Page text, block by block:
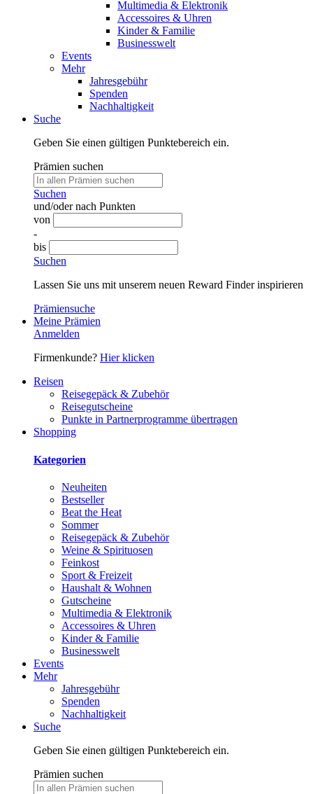
Multimedia & Elektronik
Accessoires & Uhren
Kinder & Familie
Businesswelt
Events
Mehr
Jahresgebühr
Spenden
Nachhaltigkeit
Suche
Geben Sie einen gültigen Punktebereich ein.
Prämien suchen
Suchen
und/oder nach Punkten
von
-
bis
Suchen
Lassen Sie uns mit unserem neuen Reward Finder inspirieren
Prämiensuche
Meine Prämien
Anmelden
Firmenkunde? Hier klicken
Reisen
Reisegepäck & Zubehör
Reisegutscheine
Punkte in Partnerprogramme übertragen
Shopping
Kategorien
Neuheiten
Bestseller
Beat the Heat
Sommer
Reisegepäck & Zubehör
Weine & Spirituosen
Feinkost
Sport & Freizeit
Haushalt & Wohnen
Gutscheine
Multimedia & Elektronik
Accessoires & Uhren
Kinder & Familie
Businesswelt
Events
Mehr
Jahresgebühr
Spenden
Nachhaltigkeit
Suche
Geben Sie einen gültigen Punktebereich ein.
Prämien suchen